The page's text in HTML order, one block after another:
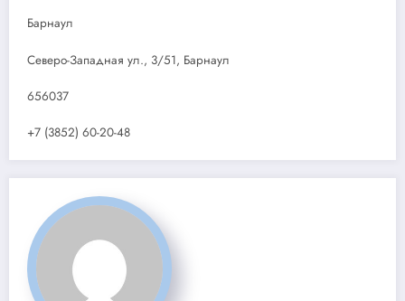
Барнаул
Северо-Западная ул., 3/51, Барнаул
656037
+7 (3852) 60-20-48